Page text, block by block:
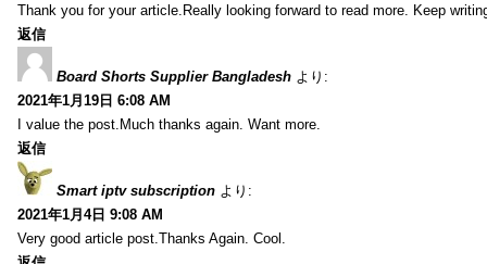
Thank you for your article.Really looking forward to read more. Keep
返信
Board Shorts Supplier Bangladesh より:
2021年1月19日 6:08 AM
I value the post.Much thanks again. Want more.
返信
Smart iptv subscription より:
2021年1月4日 9:08 AM
Very good article post.Thanks Again. Cool.